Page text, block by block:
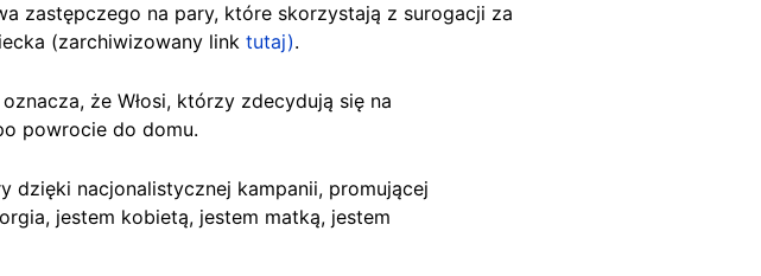
zastępczego na pary, które skorzystają z surogacji za
(zarchiwizowany link tutaj).
że Włosi, którzy zdecydują się na
powrocie do domu.
dzięki nacjonalistycznej kampanii, promującej
jestem kobietą, jestem matką, jestem